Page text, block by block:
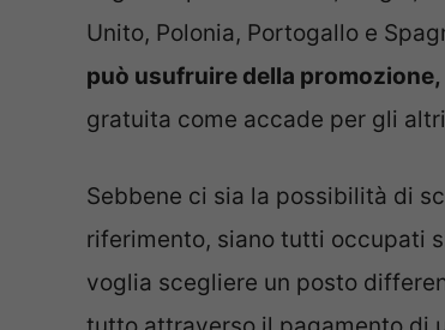
Unito, Polonia, Portogallo e
può usufruire della promozione,
gratuita come accade per gli
Sebbene ci sia la possibilità di
riferimento, siano tutti occupati
voglia scegliere un posto